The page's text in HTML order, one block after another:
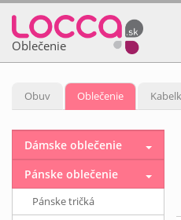
Oblečenie
Obuv Oblečenie
Dámske oblečenie
Pánske oblečenie
Pánske tričká